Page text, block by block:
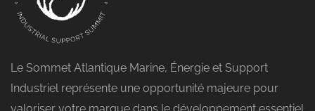
Le Sommet Atlantique Marine, Énergie et Support
Industriel représente une opportunité majeure pour